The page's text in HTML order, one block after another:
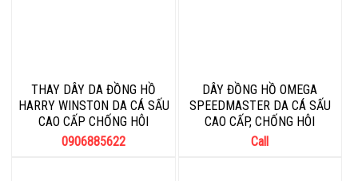
THAY DÂY DA ĐỒNG HỒ
HARRY WINSTON DA CÁ SẤU
CAO CẤP CHỐNG HÔI
0906885622
DÂY ĐỒNG HỒ OMEGA
SPEEDMASTER DA CÁ SẤU
CAO CẤP, CHỐNG HÔI
Call